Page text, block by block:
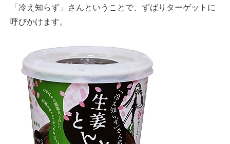
「冷え知らず」さんということで、ずばりターゲットに
呼びかけます。